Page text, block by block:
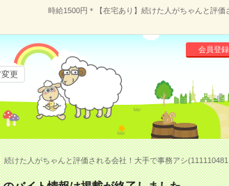
時給1500円＊【在宅あり】続けた人がちゃんと評
会員登録
更
続けた人がちゃんと評価される会社！大手で事務アシ